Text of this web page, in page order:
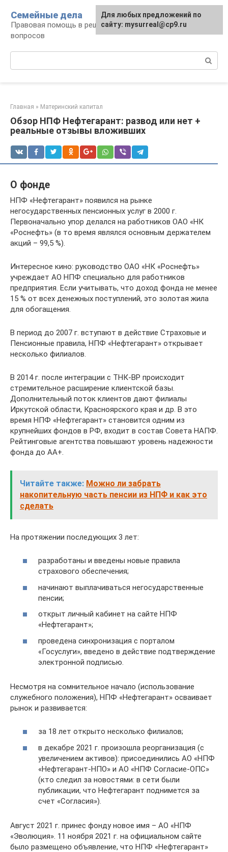
контенту
Семейные дела
Правовая помощь в решении семейных
вопросов
Главная » Материнский капитал
Обзор НПФ Нефтегарант: развод или нет +
реальные отзывы вложивших
О фонде
НПФ «Нефтегарант» появился на рынке
негосударственных пенсионных услуг в 2000 г.
Первоначально упор делался на работников ОАО «НК
«Роснефть» (в то время являлся основным держателем
акций – 99,5 %).
Интересное кино: руководство ОАО «НК «Роснефть»
учреждает АО НПФ специально для работников
предприятия. Если учитывать, что доход фонда не менее
15 % от всех денежных поступлений, это золотая жила
для обогащения.
В период до 2007 г. вступают в действие Страховые и
Пенсионные правила, НПФ «Нефтегарант» открывает
несколько филиалов.
В 2014 г. после интеграции с ТНК-ВР происходит
стремительное расширение клиентской базы.
Дополнительный поток клиентов дают филиалы
Иркутской области, Красноярского края и др. В это
время НПФ «Нефтегарант» становится одним из
крупнейших фондов в РФ, входит в состав Совета НАПФ.
Рейтинговые агентства повышают уровень надежности
фонда до АА+.
Читайте также: Можно ли забрать
накопительную часть пенсии из НПФ и как это
сделать
На протяжении последующих 3 лет:
разработаны и введены новые правила
страхового обеспечения;
начинают выплачиваться негосударственные
пенсии;
открыт личный кабинет на сайте НПФ
«Нефтегарант»;
проведена синхронизация с порталом
«Госуслуги», введено в действие подтверждение
электронной подписью.
Несмотря на сомнительное начало (использование
служебного положения), НПФ «Нефтегарант» осваивает
рынок и развивается:
за 18 лет открыто несколько филиалов;
в декабре 2021 г. произошла реорганизация (с
увеличением активов): присоединились АО «НПФ
«Нефтегарант-НПО» и АО «НПФ Согласие-ОПС»
(кто следил за новостями: в сети были
публикации, что Нефтегарант поднимется за
счет «Согласия»).
Август 2021 г. принес фонду новое имя – АО «НПФ
«Эволюция». 11 ноября 2021 г. на официальном сайте
было размещено объявление, что НПФ «Нефтегарант»
Для любых предложений по
сайту: mysurreal@cp9.ru